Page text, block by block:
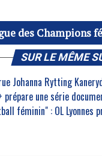
des Champions
SUR LE MÊME
Johanna Rytting
prépare une série
féminin" : OL Lyonnes